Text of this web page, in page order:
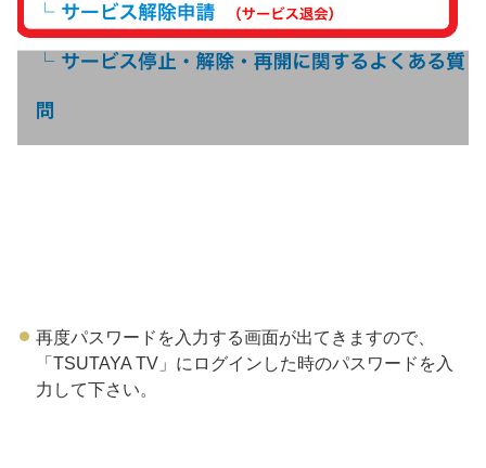
再度パスワードを入力する画面が出てきますので、
「TSUTAYA TV」にログインした時のパスワードを入
力して下さい。